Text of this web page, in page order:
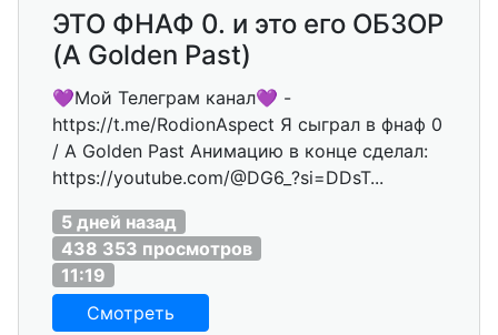
ЭТО ФНАФ 0. и это его ОБЗОР
(A Golden Past)
💜Мой Телеграм канал💜 -
https://t.me/RodionAspect Я сыграл в фнаф 0
/ A Golden Past Анимацию в конце сделал:
https://youtube.com/@DG6_?si=DDsT...
5 дней назад
438 353 просмотров
11:19
Смотреть